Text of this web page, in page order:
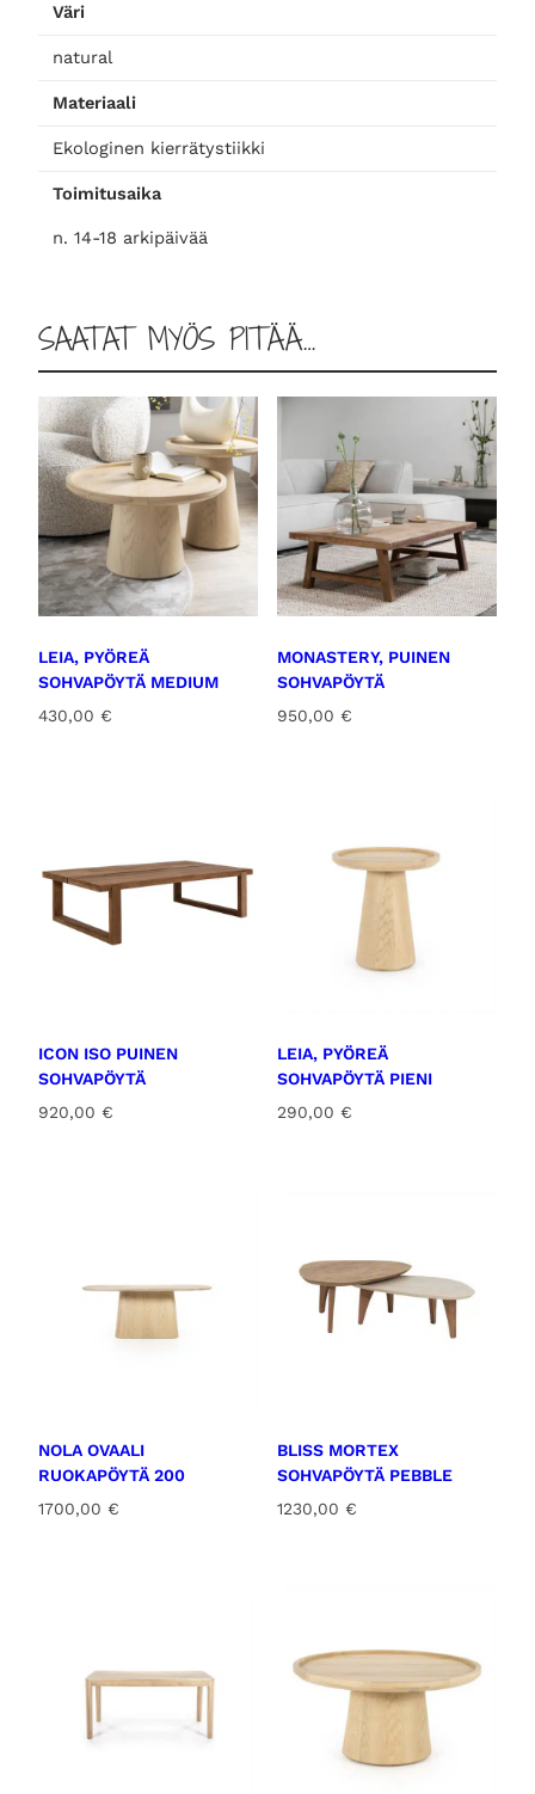
Väri
natural
Materiaali
Ekologinen kierrätystiikki
Toimitusaika
n. 14-18 arkipäivää
SAATAT MYÖS PITÄÄ…
LEIA, PYÖREÄ
SOHVAPÖYTÄ MEDIUM
430,00 €
MONASTERY, PUINEN
SOHVAPÖYTÄ
950,00 €
ICON ISO PUINEN
SOHVAPÖYTÄ
920,00 €
LEIA, PYÖREÄ
SOHVAPÖYTÄ PIENI
290,00 €
NOLA OVAALI
RUOKAPÖYTÄ 200
1700,00 €
BLISS MORTEX
SOHVAPÖYTÄ PEBBLE
1230,00 €